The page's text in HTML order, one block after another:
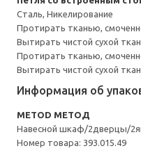
Сталь, Никелирование
Протирать тканью,
Вытирать чистой сухой
Протирать тканью,
Вытирать чистой сухой
Информация об
METOD МЕТОД
Навесной шкаф/2дверцы/
Номер товара: 393.015.49